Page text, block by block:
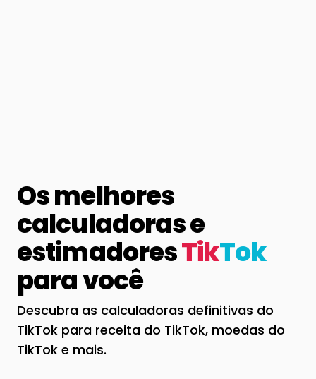
Os melhores
calculadoras e
estimadoresTikTok
para você
Descubra as calculadoras definitivas do
TikTok para receita do TikTok, moedas do
TikTok e mais.